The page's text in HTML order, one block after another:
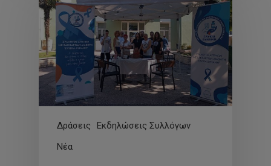
Δράσεις
Εκδηλώσεις Συλλόγων
Νέα